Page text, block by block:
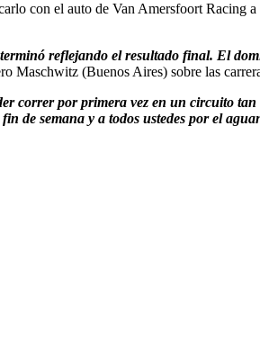
con el auto de Van Amersfoort Racing a
reflejando el resultado final. El
Maschwitz (Buenos Aires) sobre las
correr por primera vez en un circuito
semana y a todos ustedes por el